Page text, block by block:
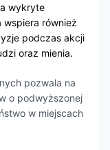
wykryte
wspiera również
podczas akcji
oraz mienia.
pozwala na
o podwyższonej
w miejscach